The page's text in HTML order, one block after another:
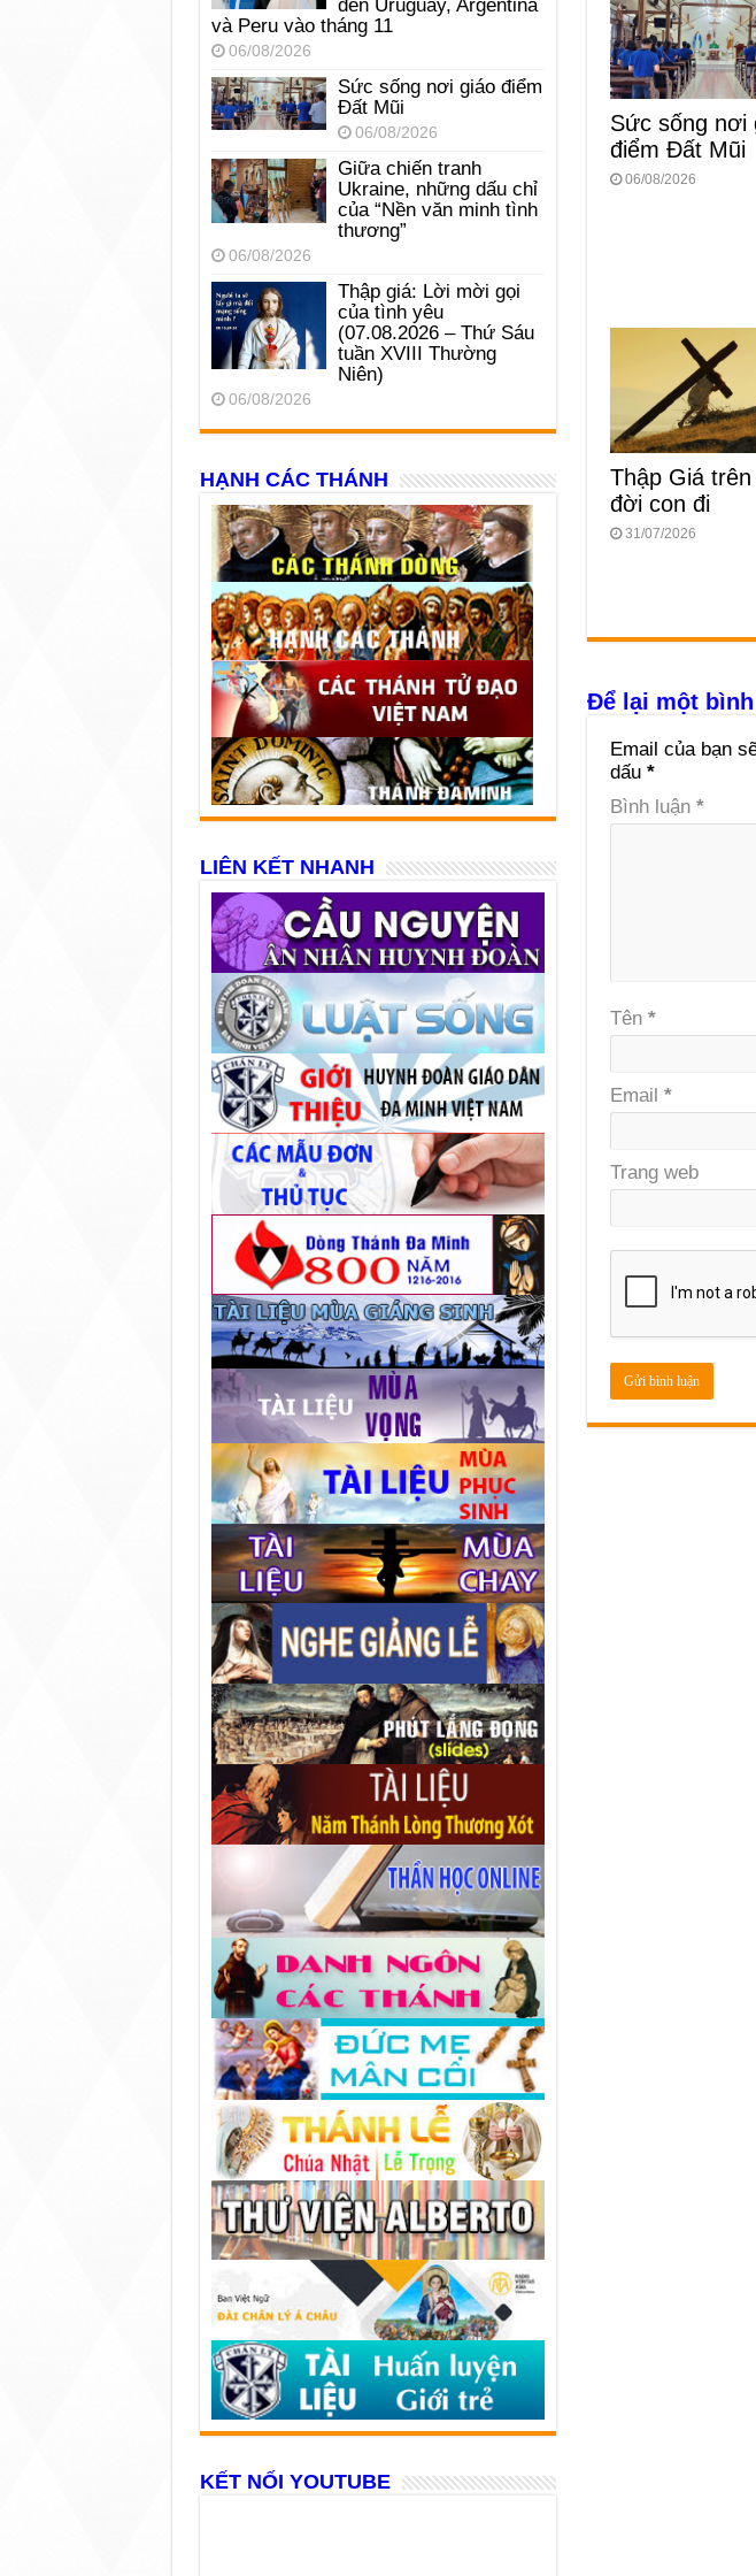
Sức sống nơi
điểm Đất Mũi
06/08/2026
Thập Giá
đời con đi
31/07/2026
Để lại một
Email của bạn
dấu *
Bình luận *
Tên *
Email *
Trang web
đến Uruguay, Argentina
và Peru vào tháng 11
06/08/2026
Sức sống nơi giáo điểm
Đất Mũi
06/08/2026
Giữa chiến tranh
Ukraine, những dấu chỉ
của “Nền văn minh tình
thương”
06/08/2026
Thập giá: Lời mời gọi
của tình yêu
(07.08.2026 – Thứ Sáu
tuần XVIII Thường
Niên)
06/08/2026
HẠNH CÁC THÁNH
LIÊN KẾT NHANH
KẾT NỐI YOUTUBE